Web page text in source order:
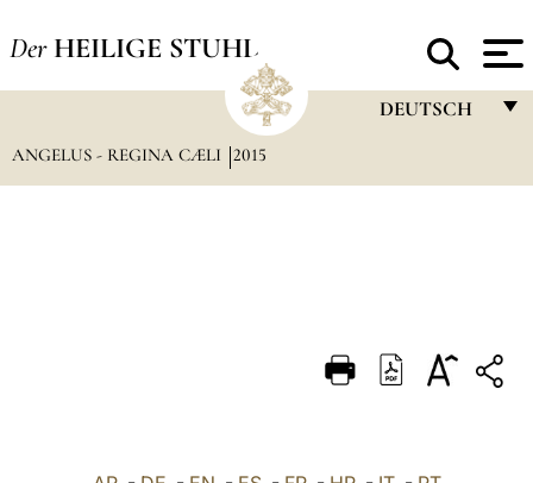
Der HEILIGE STUHL
DEUTSCH
DEUTSCH
ANGELUS - REGINA CÆLI 2015